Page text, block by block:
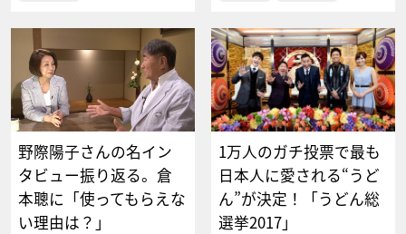
野際陽子さんの名イン
タビュー振り返る。倉
本聰に「使ってもらえな
い理由は？」
1万人のガチ投票で最も
日本人に愛される“うど
ん”が決定！「うどん総
選挙2017」